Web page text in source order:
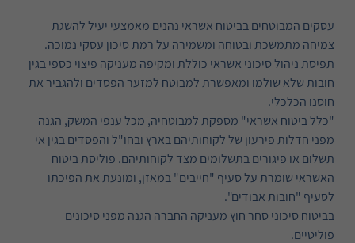
עסקים המבוטחים בביטוח אשראי נהנים מאמצעי יעיל להשגת
צמיחה מתמשכת ובטוחה ומשמירה על רמת סיכון עסקי נמוכה.
תפיסת ניהול סיכוני אשראי כוללת ומקיפה מעניקה פיצוי כספי בגין
חובות שלא שולמו ומאפשרת למבוטח למזער הפסדים ולהגביר את
חוסנו הכלכלי.
"כלל ביטוח אשראי" מספקת למבוטחיה, מכל ענפי המשק, הגנה
מפני חדלות פירעון של לקוחותיהם בארץ ובחו"ל והפסדים בגין אי
תשלום או פיגורים בתשלומים מצד לקוחותיהם. פוליסת ביטוח
האשראי שומרת על סעיף "חייבים" במאזן, ומונעת את הפיכתו
לסעיף "חובות אבודים".
בביטוח סיכוני סחר חוץ מעניקה החברה הגנה מפני סיכונים
פוליטיים.